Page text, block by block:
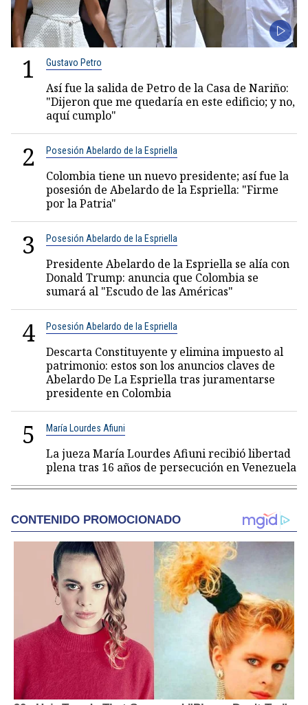
1 Gustavo Petro
Así fue la salida de Petro de la Casa de Nariño:
"Dijeron que me quedaría en este edificio; y no,
aquí cumplo"
2 Posesión Abelardo de la Espriella
Colombia tiene un nuevo presidente; así fue la
posesión de Abelardo de la Espriella: "Firme
por la Patria"
3 Posesión Abelardo de la Espriella
Presidente Abelardo de la Espriella se alía con
Donald Trump: anuncia que Colombia se
sumará al "Escudo de las Américas"
4 Posesión Abelardo de la Espriella
Descarta Constituyente y elimina impuesto al
patrimonio: estos son los anuncios claves de
Abelardo De La Espriella tras juramentarse
presidente en Colombia
5 María Lourdes Afiuni
La jueza María Lourdes Afiuni recibió libertad
plena tras 16 años de persecución en Venezuela